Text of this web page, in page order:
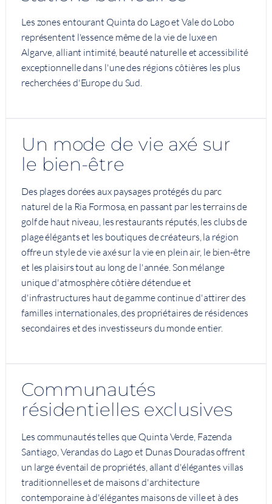
Les zones entourant Quinta do Lago et Vale do Lobo
représentent l'essence même de la vie de luxe en
Algarve, alliant intimité, beauté naturelle et accessibilité
exceptionnelle dans l'une des régions côtières les plus
recherchées d'Europe du Sud.
Un mode de vie axé sur
le bien-être
Des plages dorées aux paysages protégés du parc
naturel de la Ria Formosa, en passant par les terrains de
golf de haut niveau, les restaurants réputés, les clubs de
plage élégants et les boutiques de créateurs, la région
offre un style de vie axé sur la vie en plein air, le bien-être
et les plaisirs tout au long de l'année. Son mélange
unique d'atmosphère côtière détendue et
d'infrastructures haut de gamme continue d'attirer des
familles internationales, des propriétaires de résidences
secondaires et des investisseurs du monde entier.
Communautés
résidentielles exclusives
Les communautés telles que Quinta Verde, Fazenda
Santiago, Verandas do Lago et Dunas Douradas offrent
un large éventail de propriétés, allant d'élégantes villas
traditionnelles et de maisons d'architecture
contemporaine à d'élégantes maisons de ville et à des